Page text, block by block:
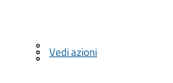
Vedi azioni